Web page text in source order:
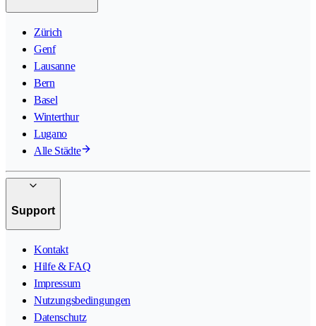
Zürich
Genf
Lausanne
Bern
Basel
Winterthur
Lugano
Alle Städte
Support
Kontakt
Hilfe & FAQ
Impressum
Nutzungsbedingungen
Datenschutz